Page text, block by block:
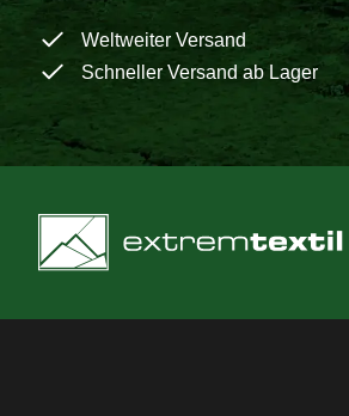
Weltweiter Versand
Schneller Versand ab Lager